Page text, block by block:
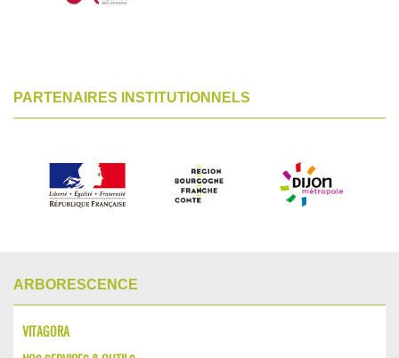
PARTENAIRES INSTITUTIONNELS
ARBORESCENCE
VITAGORA